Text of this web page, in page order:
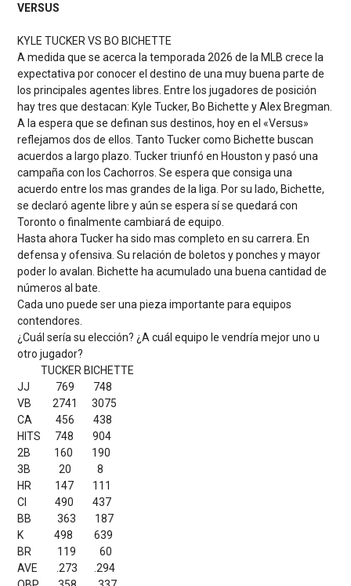
VERSUS
KYLE TUCKER VS BO BICHETTE
A medida que se acerca la temporada 2026 de la MLB crece la
expectativa por conocer el destino de una muy buena parte de
los principales agentes libres. Entre los jugadores de posición
hay tres que destacan: Kyle Tucker, Bo Bichette y Alex Bregman.
A la espera que se definan sus destinos, hoy en el «Versus»
reflejamos dos de ellos. Tanto Tucker como Bichette buscan
acuerdos a largo plazo. Tucker triunfó en Houston y pasó una
campaña con los Cachorros. Se espera que consiga una
acuerdo entre los mas grandes de la liga. Por su lado, Bichette,
se declaró agente libre y aún se espera sí se quedará con
Toronto o finalmente cambiará de equipo.
Hasta ahora Tucker ha sido mas completo en su carrera. En
defensa y ofensiva. Su relación de boletos y ponches y mayor
poder lo avalan. Bichette ha acumulado una buena cantidad de
números al bate.
Cada uno puede ser una pieza importante para equipos
contendores.
¿Cuál sería su elección? ¿A cuál equipo le vendría mejor uno u
otro jugador?
TUCKER BICHETTE
JJ 769 748
VB 2741 3075
CA 456 438
HITS 748 904
2B 160 190
3B 20 8
HR 147 111
CI 490 437
BB 363 187
K 498 639
BR 119 60
AVE .273 .294